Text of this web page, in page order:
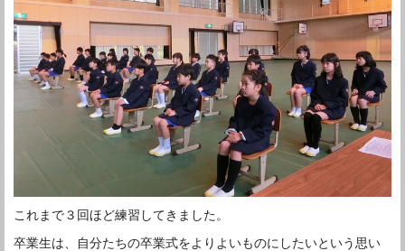
これまで３回ほど練習してきました。
卒業生は、自分たちの卒業式をよりよいものにしたいという思い